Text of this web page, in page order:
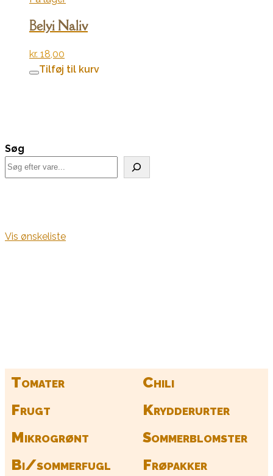
Belyi Naliv
kr. 18,00
Tilføj til kurv
Søg
Vis ønskeliste
Tomater
Chili
Frugt
Krydderurter
Mikrogrønt
Sommerblomster
Bi/sommerfugl
Frøpakker